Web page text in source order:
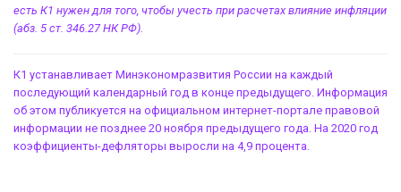
есть К1 нужен для того, чтобы учесть при расчетах влияние инфляции
(абз. 5 ст. 346.27 НК РФ).
К1 устанавливает Минэкономразвития России на каждый
последующий календарный год в конце предыдущего. Информация
об этом публикуется на официальном интернет-портале правовой
информации не позднее 20 ноября предыдущего года. На 2020 год
коэффициенты-дефляторы выросли на 4,9 процента.